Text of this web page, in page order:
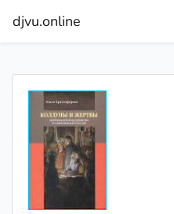
djvu.online